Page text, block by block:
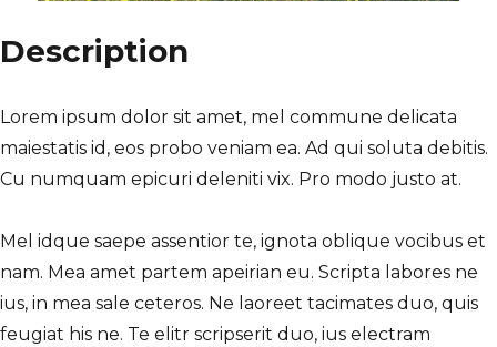
Description
Lorem ipsum dolor sit amet, mel commune delicata
maiestatis id, eos probo veniam ea. Ad qui soluta debitis.
Cu numquam epicuri deleniti vix. Pro modo justo at.
Mel idque saepe assentior te, ignota oblique vocibus et
nam. Mea amet partem apeirian eu. Scripta labores ne
ius, in mea sale ceteros. Ne laoreet tacimates duo, quis
feugiat his ne. Te elitr scripserit duo, ius electram